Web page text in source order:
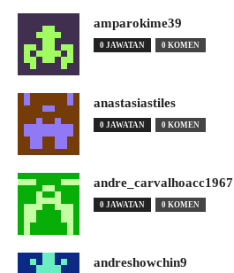
amparokime39
0 JAWATAN 0 KOMEN
anastasiastiles
0 JAWATAN 0 KOMEN
andre_carvalhoacc1967
0 JAWATAN 0 KOMEN
andreshowchin9